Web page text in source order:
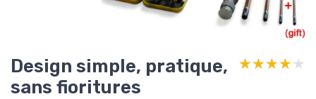
Design simple, pratique,
sans fioritures
★★★★★
★★★★★